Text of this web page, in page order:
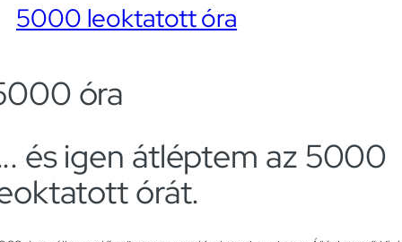
5000 leoktatott óra
óra
és igen átléptem az 5000
órát.